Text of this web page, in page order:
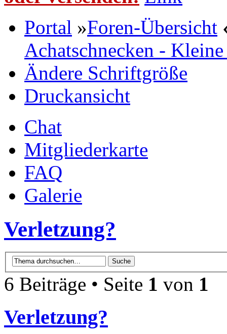
Portal »Foren-Übersicht
Achatschnecken -
Ändere Schriftgröße
Druckansicht
Chat
Mitgliederkarte
FAQ
Galerie
Verletzung?
6 Beiträge • Seite 1 von 1
Verletzung?